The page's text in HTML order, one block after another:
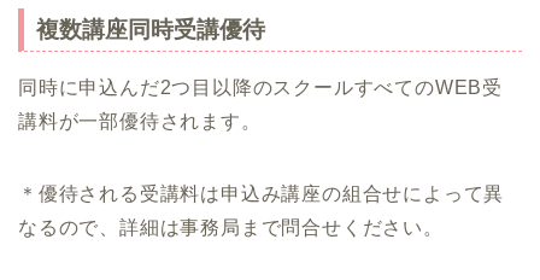
複数講座同時受講優待
同時に申込んだ2つ目以降のスクールすべてのWEB受
講料が一部優待されます。
＊優待される受講料は申込み講座の組合せによって異
なるので、詳細は事務局まで問合せください。